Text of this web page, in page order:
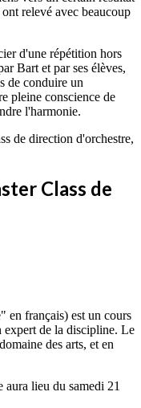
relevé avec beaucoup
d'une répétition hors
Bart et par ses élèves,
de conduire un
pleine conscience de
l'harmonie.
de direction d'orchestre,
Class de
en français) est un cours
expert de la discipline. Le
des arts, et en
aura lieu du samedi 21